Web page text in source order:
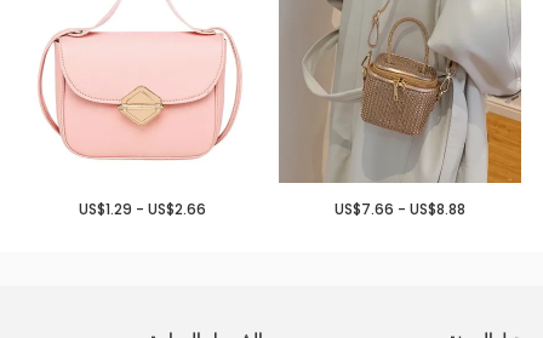
US$7.66 - US$8.88
US$1.29 - US$2.66